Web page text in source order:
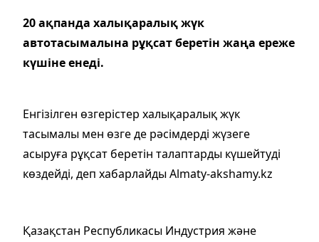
20 ақпанда халықаралық жүк
автотасымалына рұқсат беретін жаңа ереже
күшіне енеді.
Енгізілген өзгерістер халықаралық жүк
тасымалы мен өзге де рәсімдерді жүзеге
асыруға рұқсат беретін талаптарды күшейтуді
көздейді, деп хабарлайды Almaty-akshamy.kz
Қазақстан Республикасы Индустрия және